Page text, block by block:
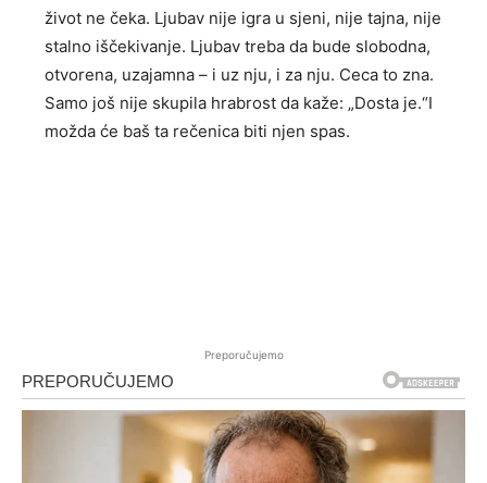
život ne čeka. Ljubav nije igra u sjeni, nije tajna, nije
stalno iščekivanje. Ljubav treba da bude slobodna,
otvorena, uzajamna – i uz nju, i za nju. Ceca to zna.
Samo još nije skupila hrabrost da kaže: „Dosta je.“I
možda će baš ta rečenica biti njen spas.
Preporučujemo